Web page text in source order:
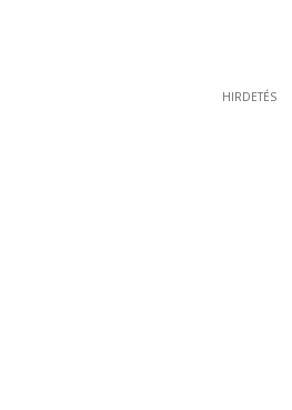
HIRDETÉS